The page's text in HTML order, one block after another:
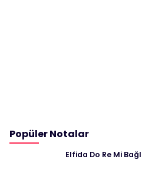
Popüler Notalar
Elfida Do Re Mi